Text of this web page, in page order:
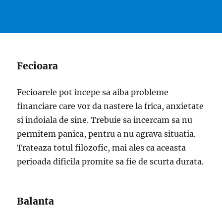
Fecioara
Fecioarele pot incepe sa aiba probleme
financiare care vor da nastere la frica, anxietate
si indoiala de sine. Trebuie sa incercam sa nu
permitem panica, pentru a nu agrava situatia.
Trateaza totul filozofic, mai ales ca aceasta
perioada dificila promite sa fie de scurta durata.
Balanta